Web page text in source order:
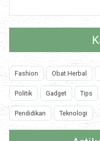
Fashion Obat Herbal
Politik Gadget Tips
Pendidikan Teknologi